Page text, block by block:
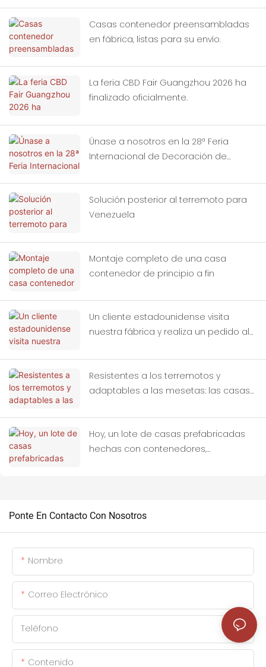
Casas contenedor preensambladas
en fábrica, listas para su envío.
La feria CBD Fair Guangzhou 2026 ha
finalizado oficialmente.
Únase a nosotros en la 28ª Feria
Internacional de Decoración de
Solución posterior al terremoto para
Venezuela
Montaje completo de una casa
contenedor de principio a fin
Un cliente estadounidense visita
nuestra fábrica y realiza un pedido al
Resistentes a los terremotos y
adaptables a las mesetas: las casas
para zonas afectadas por terremotos.
Hoy, un lote de casas prefabricadas
hechas con contenedores,
Ponte En Contacto Con Nosotros
Nombre
Correo Electrónico
Teléfono
Contenido